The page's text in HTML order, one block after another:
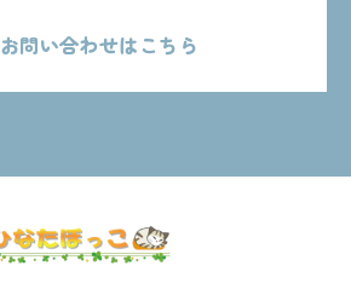
お問い合わせはこちら